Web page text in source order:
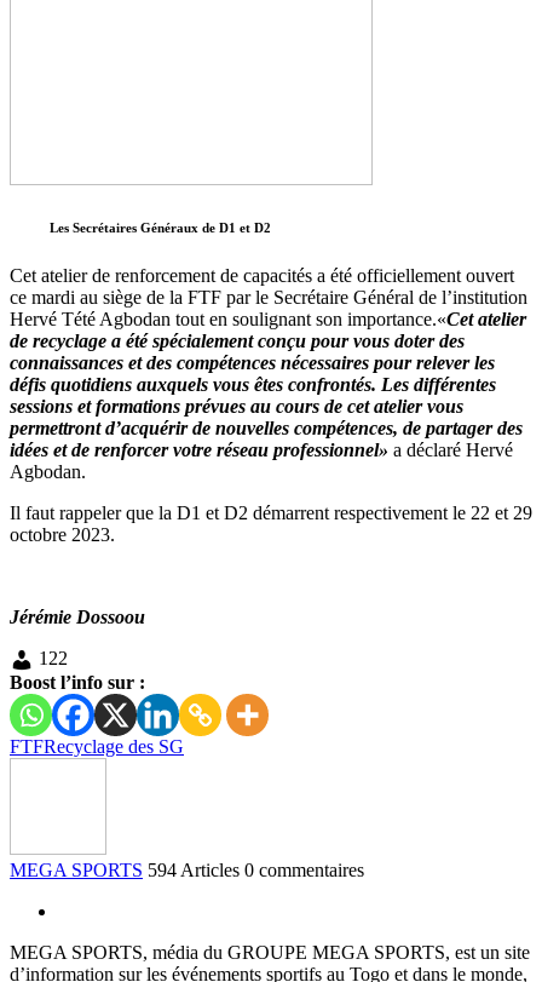
Les Secrétaires Généraux de D1 et D2
Cet atelier de renforcement de capacités a été officiellement ouvert
ce mardi au siège de la FTF par le Secrétaire Général de l’institution
Hervé Tété Agbodan tout en soulignant son importance.«Cet atelier
de recyclage a été spécialement conçu pour vous doter des
connaissances et des compétences nécessaires pour relever les
défis quotidiens auxquels vous êtes confrontés. Les différentes
sessions et formations prévues au cours de cet atelier vous
permettront d’acquérir de nouvelles compétences, de partager des
idées et de renforcer votre réseau professionnel» a déclaré Hervé
Agbodan.
Il faut rappeler que la D1 et D2 démarrent respectivement le 22 et 29
octobre 2023.
Jérémie Dossoou
122
Boost l’info sur :
FTFRecyclage des SG
MEGA SPORTS 594 Articles 0 commentaires
MEGA SPORTS, média du GROUPE MEGA SPORTS, est un site
d’information sur les événements sportifs au Togo et dans le monde,